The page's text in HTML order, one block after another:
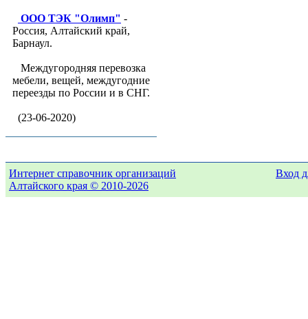
ООО ТЭК "Олимп" -
Россия, Алтайский край,
Барнаул.
Междугородняя перевозка
мебели, вещей, междугодние
переезды по России и в СНГ.
(23-06-2020)
Интернет справочник организаций
Алтайского края © 2010-2026
Вход